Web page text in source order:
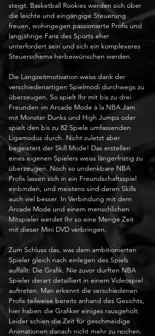
steigt. Basketball Rookies werden sich über
die leichte und eingängige Steuerung
freuen, wohingegen passionierte Profis und
langjährige Fans des Sports eher
unterfordert sein und sich ein komplexeres
Steuerschema herbeiwünschen werden.
Die Langzeitmotivation weiss dank der
verschiedenartigen Spielmodi durchwegs zu
überzeugen. So spielt Ihr mit bis zu drei
Freunden im Arcade Mode à la NBA Jam
mit Monster Dunks und High Jumps oder
spielt den bis zu 82 Spiele umfassenden
Ligamodus durch. Nicht zuletzt aber
begeistert der Skill Mode! Das erstellen
eines eigenen Spielers weiss längerfristig zu
überzeugen. Noch so undenkbare NBA
Profis lassen sich in ein Freundschaftsspiel
einbinden, und meistens sind deren Skills
auch viel besser. In Verbindung mit dem
Arcade Mode und einem menschlichen
Mitspieler werdet Ihr so eine Menge Zeit
mit dieser Mini DVD verbringen.
Zum Schluss das, was dem ambitionierten
Spieler gleich nach einlegen des Spiels
auffällt: Die Grafik. Nie zuvor durften NBA
Spieler derart detailliert in einem Videospiel
auftreten. Man erkennt die verschiedenen
Profis teilweise bereits anhand des Gesichts,
hier haben die Grafiker einiges rausgeholt.
Leider schien die Zeit für geschmeidige
Animationen danach nicht mehr zu reichen.